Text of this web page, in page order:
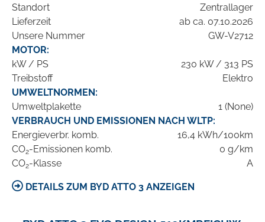
Standort
Zentrallager
Lieferzeit
ab ca. 07.10.2026
Unsere Nummer
GW-V2712
MOTOR:
kW / PS
230 kW / 313 PS
Treibstoff
Elektro
UMWELTNORMEN:
Umweltplakette
1 (None)
VERBRAUCH UND EMISSIONEN NACH WLTP:
Energieverbr. komb.
16,4 kWh/100km
CO2-Emissionen komb.
0 g/km
CO2-Klasse A
DETAILS ZUM BYD ATTO 3 ANZEIGEN